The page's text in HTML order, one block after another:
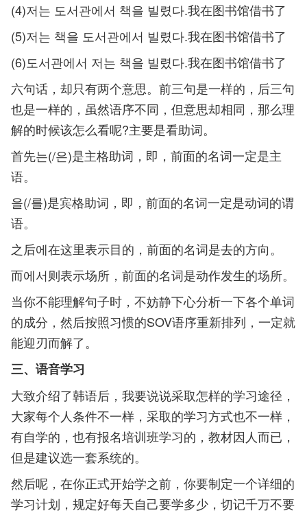
(4)저는 도서관에서 책을 빌렸다.我在图书馆借书了
(5)저는 책을 도서관에서 빌렸다.我在图书馆借书了
(6)도서관에서 저는 책을 빌렸다.我在图书馆借书了
六句话，却只有两个意思。前三句是一样的，后三句
也是一样的，虽然语序不同，但意思却相同，那么理
解的时候该怎么看呢?主要是看助词。
首先는(/은)是主格助词，即，前面的名词一定是主
语。
을(/를)是宾格助词，即，前面的名词一定是动词的谓
语。
之后에在这里表示目的，前面的名词是去的方向。
而에서则表示场所，前面的名词是动作发生的场所。
当你不能理解句子时，不妨静下心分析一下各个单词
的成分，然后按照习惯的SOV语序重新排列，一定就
能迎刃而解了。
三、语音学习
大致介绍了韩语后，我要说说采取怎样的学习途径，
大家每个人条件不一样，采取的学习方式也不一样，
有自学的，也有报名培训班学习的，教材因人而已，
但是建议选一套系统的。
然后呢，在你正式开始学之前，你要制定一个详细的
学习计划，规定好每天自己要学多少，切记千万不要